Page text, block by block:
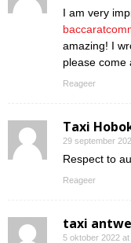
I am very
amazing! I
please come
Reageer
Taxi
29 september
Respect to
Reageer
taxi
5 oktober 2022